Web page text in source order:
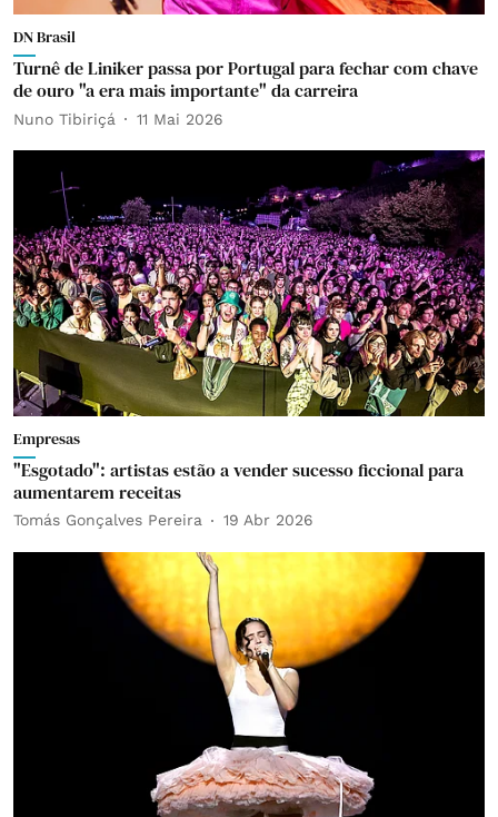
DN Brasil
Turnê de Liniker passa por Portugal para fechar com chave
de ouro "a era mais importante" da carreira
Nuno Tibiriçá 11 Mai 2026
Empresas
"Esgotado": artistas estão a vender sucesso ficcional para
aumentarem receitas
Tomás Gonçalves Pereira 19 Abr 2026